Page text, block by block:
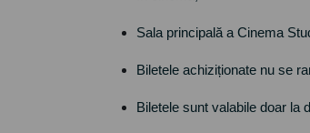
Sala principală a Cinema
Biletele achiziționate nu se
Biletele sunt valabile doar la